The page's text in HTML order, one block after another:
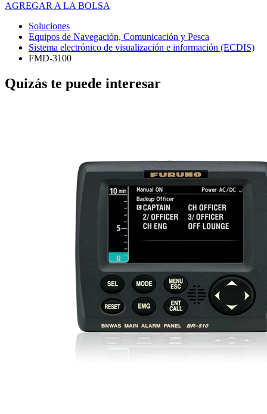
AGREGAR A LA BOLSA
Soluciones
Equipos de Navegación, Comunicación y Pesca
Sistema electrónico de visualización e información (ECDIS)
FMD-3100
Quizás te puede interesar